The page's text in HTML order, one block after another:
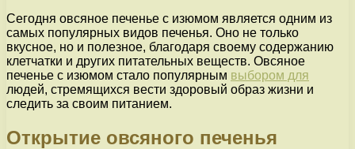
Сегодня овсяное печенье с изюмом является одним из
самых популярных видов печенья. Оно не только
вкусное, но и полезное, благодаря своему содержанию
клетчатки и других питательных веществ. Овсяное
печенье с изюмом стало популярным выбором для
людей, стремящихся вести здоровый образ жизни и
следить за своим питанием.
Открытие овсяного печенья